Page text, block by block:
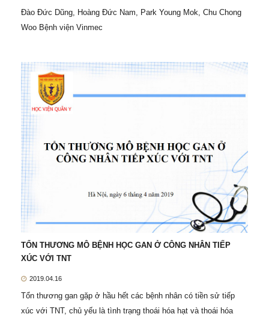
Đào Đức Dũng, Hoàng Đức Nam, Park Young Mok, Chu Chong
Woo Bệnh viện Vinmec
TỔN THƯƠNG MÔ BỆNH HỌC GAN Ở CÔNG NHÂN TIẾP
XÚC VỚI TNT
2019.04.16
Tổn thương gan gặp ở hầu hết các bệnh nhân có tiền sử tiếp
xúc với TNT, chủ yếu là tình trạng thoái hóa hạt và thoái hóa